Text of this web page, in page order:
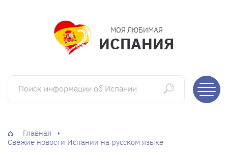
МОЯ ЛЮБИМАЯ
ИСПАНИЯ
Поиск информации об Испании
Главная
Свежие новости Испании на русском языке